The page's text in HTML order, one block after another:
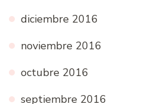
diciembre 2016
noviembre 2016
octubre 2016
septiembre 2016